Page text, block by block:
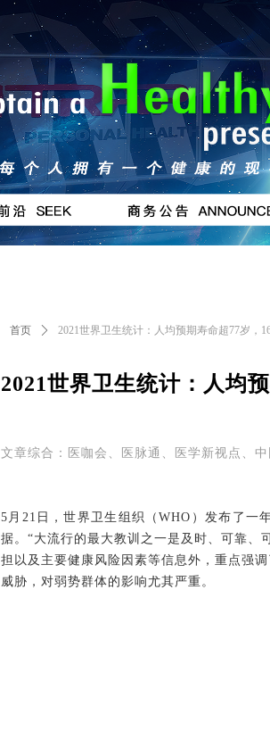
按钮
#
2021世界卫生统计：人均
文章综合：医咖会、医脉通、医学新视点、
5月21日，世界卫生组织（WHO）发布了一
据。“大流行的最大教训之一是及时、可靠、
担以及主要健康风险因素等信息外，重点强
威胁，对弱势群体的影响尤其严重。
首页 ꄲ 2021世界卫生统计：人均预期寿命超77岁，